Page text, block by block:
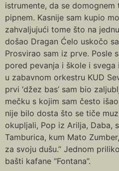
istrumente, da se
pipnem. Kasnije sam kupio
zahvaljujući tome što na
došao Dragan Ćelo uskočo
Prosvirao sam iz prve. Posle
pored pevanja i škole i
u zabavnom orkestru KUD
prvi ‘džez bas’ sam bio
mečku s kojim sam često
nije bilo dosta što se tiče
okupljali, Pop iz Arilja, Daba,
Tamburica, kum Mato
za svoju dušu.” Jednom
bašti kafane “Fontana”.